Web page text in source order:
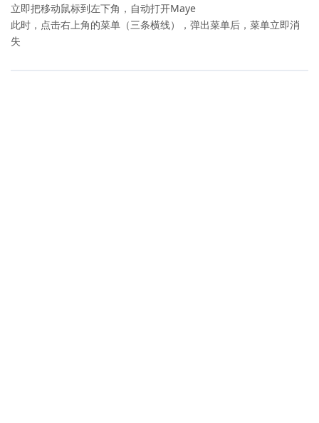
立即把移动鼠标到左下角，自动打开Maye
此时，点击右上角的菜单（三条横线），弹出菜单后，菜单立即消
失